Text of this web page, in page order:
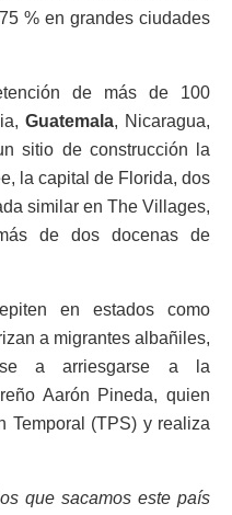
% en grandes ciudades
de más de 100
Guatemala, Nicaragua,
sitio de construcción la
la capital de Florida, dos
similar en The Villages,
de dos docenas de
en estados como
a migrantes albañiles,
a arriesgarse a la
Aarón Pineda, quien
Temporal (TPS) y realiza
que sacamos este país